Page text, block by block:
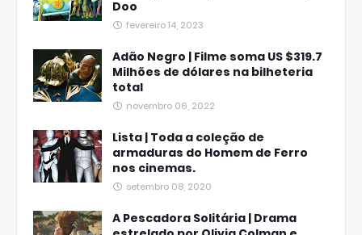
Doo
fevereiro 14, 2023
Adão Negro | Filme soma US $319.7
Milhões de dólares na bilheteria
total
novembro 06, 2022
Lista | Toda a coleção de
armaduras do Homem de Ferro
nos cinemas.
setembro 08, 2020
A Pescadora Solitária | Drama